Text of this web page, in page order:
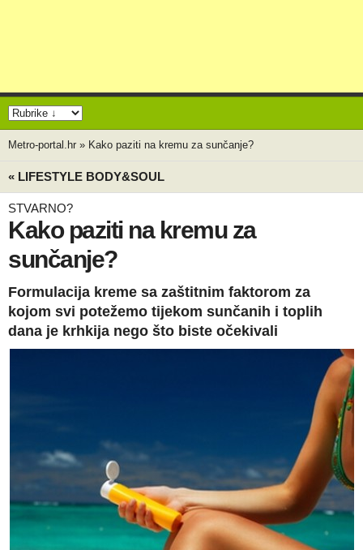
Metro-portal.hr » Kako paziti na kremu za sunčanje?
« LIFESTYLE BODY&SOUL
STVARNO?
Kako paziti na kremu za
sunčanje?
Formulacija kreme sa zaštitnim faktorom za
kojom svi potežemo tijekom sunčanih i toplih
dana je krhkija nego što biste očekivali